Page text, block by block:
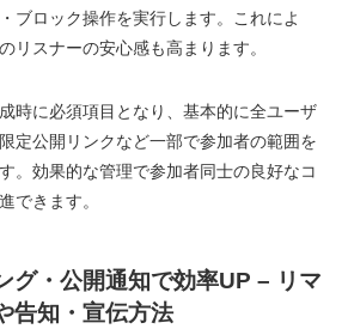
ブロック操作を実行します。これによ
リスナーの安心感も高まります。
時に必須項目となり、基本的に全ユーザ
定公開リンクなど一部で参加者の範囲を
。効果的な管理で参加者同士の良好なコ
できます。
グ・公開通知で効率UP – リマ
告知・宣伝方法